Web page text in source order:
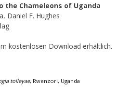
the Chameleons of Uganda
Daniel F. Hughes
kostenlosen Download erhältlich.
tolleyae, Rwenzori, Uganda